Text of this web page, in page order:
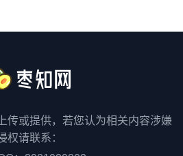
传或提供，若您认为相关内容涉嫌
权请联系：